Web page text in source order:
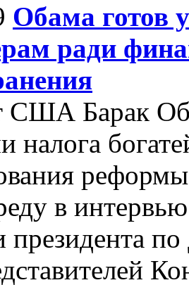
Обама готов
ради
США Барак
налога
в
президента